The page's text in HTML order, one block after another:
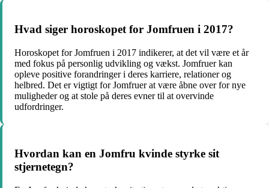
Hvad siger horoskopet for Jomfruen i 2017?
Horoskopet for Jomfruen i 2017 indikerer, at det vil være et år
med fokus på personlig udvikling og vækst. Jomfruer kan
opleve positive forandringer i deres karriere, relationer og
helbred. Det er vigtigt for Jomfruer at være åbne over for nye
muligheder og at stole på deres evner til at overvinde
udfordringer.
Hvordan kan en Jomfru kvinde styrke sit
stjernetegn?